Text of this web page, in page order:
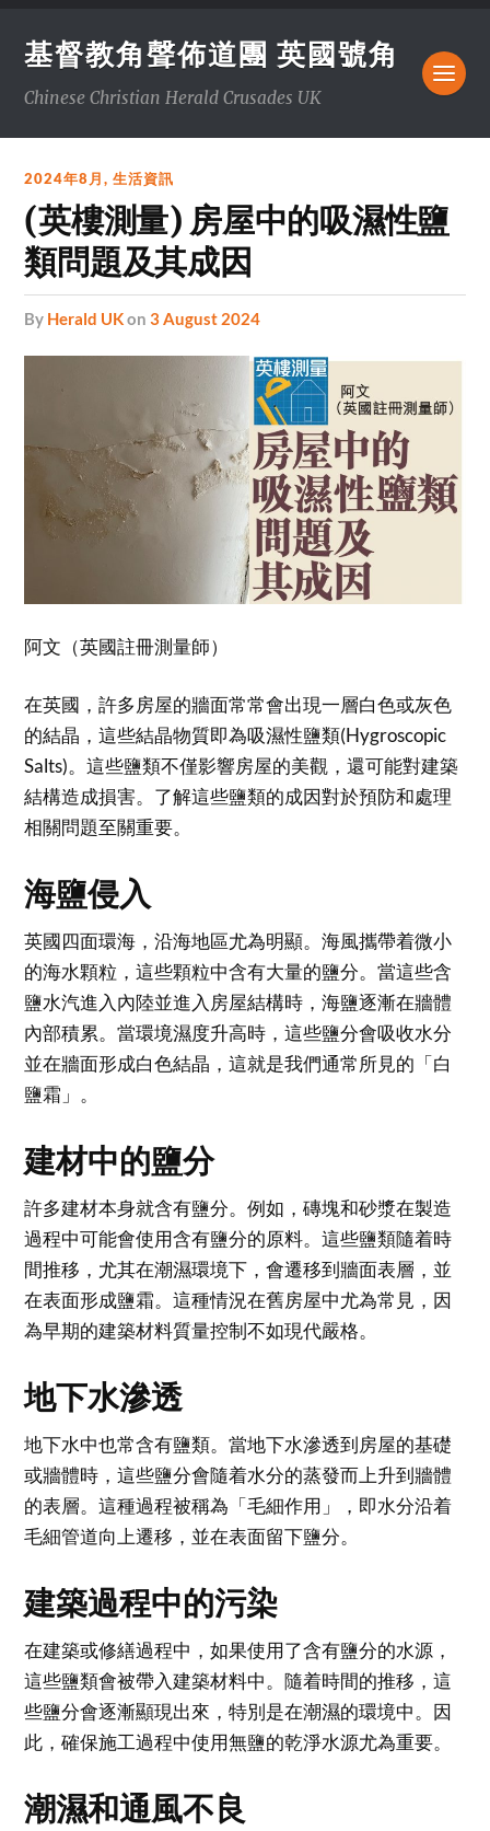
基督教角聲佈道團 英國號角
Chinese Christian Herald Crusades UK
2024年8月,生活資訊
(英樓測量) 房屋中的吸濕性鹽
類問題及其成因
by Herald UKon3 August 2024
阿文（英國註冊測量師）
在英國，許多房屋的牆面常常會出現一層白色或灰色
的結晶，這些結晶物質即為吸濕性鹽類(Hygroscopic
Salts)。這些鹽類不僅影響房屋的美觀，還可能對建築
結構造成損害。了解這些鹽類的成因對於預防和處理
相關問題至關重要。
海鹽侵入
英國四面環海，沿海地區尤為明顯。海風攜帶着微小
的海水顆粒，這些顆粒中含有大量的鹽分。當這些含
鹽水汽進入內陸並進入房屋結構時，海鹽逐漸在牆體
內部積累。當環境濕度升高時，這些鹽分會吸收水分
並在牆面形成白色結晶，這就是我們通常所見的「白
鹽霜」。
建材中的鹽分
許多建材本身就含有鹽分。例如，磚塊和砂漿在製造
過程中可能會使用含有鹽分的原料。這些鹽類隨着時
間推移，尤其在潮濕環境下，會遷移到牆面表層，並
在表面形成鹽霜。這種情況在舊房屋中尤為常見，因
為早期的建築材料質量控制不如現代嚴格。
地下水滲透
地下水中也常含有鹽類。當地下水滲透到房屋的基礎
或牆體時，這些鹽分會隨着水分的蒸發而上升到牆體
的表層。這種過程被稱為「毛細作用」，即水分沿着
毛細管道向上遷移，並在表面留下鹽分。
建築過程中的污染
在建築或修繕過程中，如果使用了含有鹽分的水源，
這些鹽類會被帶入建築材料中。隨着時間的推移，這
些鹽分會逐漸顯現出來，特別是在潮濕的環境中。因
此，確保施工過程中使用無鹽的乾淨水源尤為重要。
潮濕和通風不良